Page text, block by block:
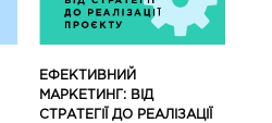
ЕФЕКТИВНИЙ
МАРКЕТИНГ: ВІД
СТРАТЕГІЇ ДО РЕАЛІЗАЦІЇ